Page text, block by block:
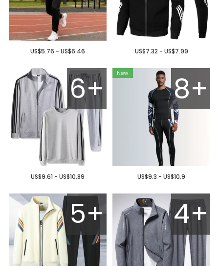
US$7.32 - US$7.99
US$5.76 - US$6.46
8+
US$9.3 - US$10.9
6+
US$9.61 - US$10.89
4+
5+